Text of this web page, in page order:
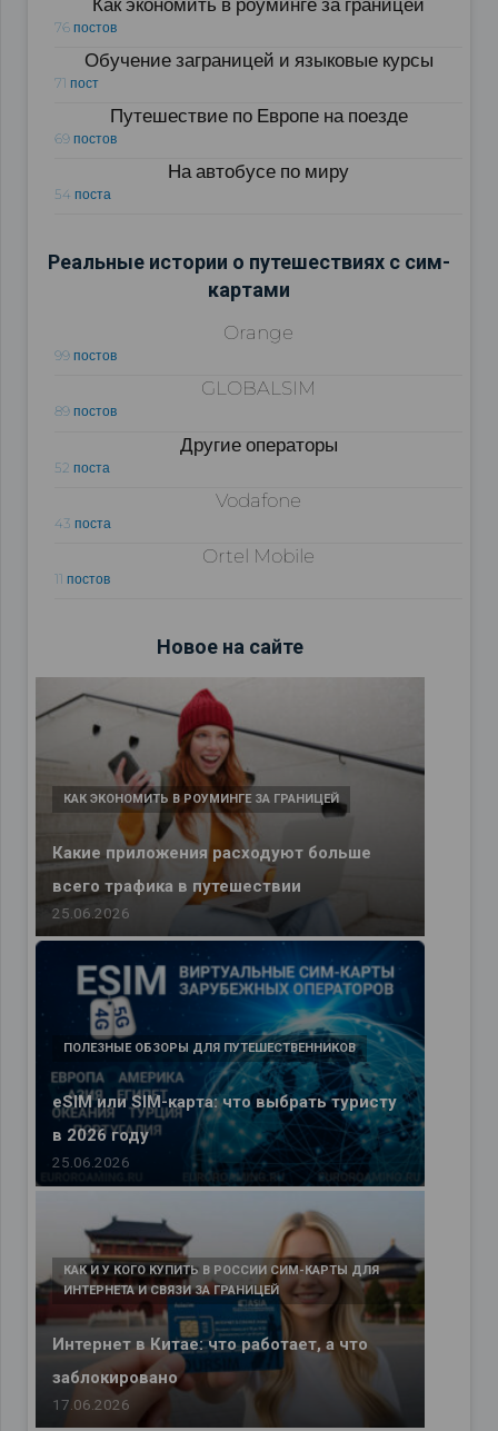
Как экономить в роуминге за границей
76 постов
Обучение заграницей и языковые курсы
71 пост
Путешествие по Европе на поезде
69 постов
На автобусе по миру
54 поста
Реальные истории о путешествиях с сим-
картами
Orange
99 постов
GLOBALSIM
89 постов
Другие операторы
52 поста
Vodafone
43 поста
Ortel Mobile
11 постов
Новое на сайте
Какие приложения расходуют больше
всего трафика в путешествии
КАК ЭКОНОМИТЬ В РОУМИНГЕ ЗА ГРАНИЦЕЙ
25.06.2026
eSIM или SIM-карта: что выбрать туристу
в 2026 году
ПОЛЕЗНЫЕ ОБЗОРЫ ДЛЯ ПУТЕШЕСТВЕННИКОВ
25.06.2026
Интернет в Китае: что работает, а что
заблокировано
КАК И У КОГО КУПИТЬ В РОССИИ СИМ-КАРТЫ ДЛЯ
ИНТЕРНЕТА И СВЯЗИ ЗА ГРАНИЦЕЙ
17.06.2026